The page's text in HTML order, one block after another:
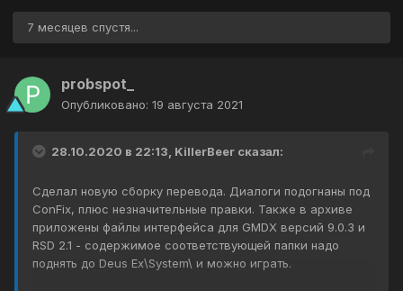
7 месяцев спустя...
probspot_
Опубликовано: 19 августа 2021
28.10.2020 в 22:13, KillerBeer сказал:
Сделал новую сборку перевода. Диалоги подогнаны под
ConFix, плюс незначительные правки. Также в архиве
приложены файлы интерфейса для GMDX версий 9.0.3 и
RSD 2.1 - содержимое соответствующей папки надо
поднять до Deus Ex\System\ и можно играть.